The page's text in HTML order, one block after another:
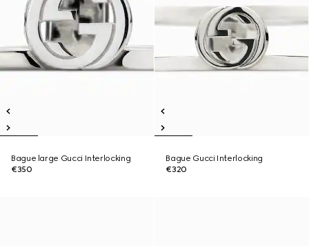
Bague large Gucci Interlocking
€350
Bague Gucci Interlocking
€320